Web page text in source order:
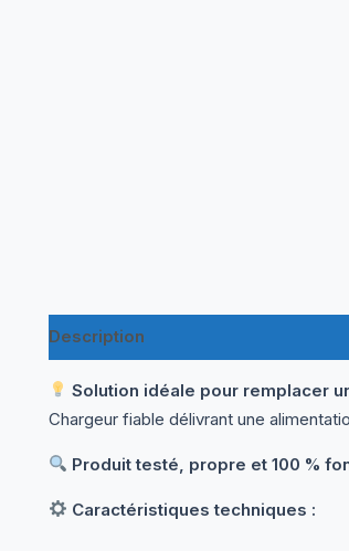
Description
Solution idéale pour remplacer
Chargeur fiable délivrant une
Produit testé, propre et 100 %
Caractéristiques techniques :